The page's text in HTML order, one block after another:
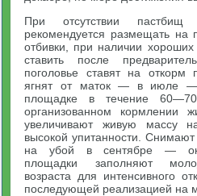
При отсутствии
рекомендуется размещать на
отбивки, при наличии
ставить после
поголовье ставят на откорм
ягнят от маток — в июле —
площадке в течение
организованном кормлении
увеличивают живую массу
высокой упитанности.
на убой в сентябре —
площадки заполняют
возраста для интенсивного
последующей реализацией на